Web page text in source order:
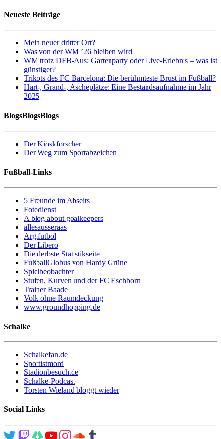
Neueste Beiträge
Mein neuer dritter Ort?
Was von der WM ’26 bleiben wird
WM trotz DFB-Aus: Gartenparty oder Live-Erlebnis – was ist
günstiger?
Trikots des FC Barcelona: Die berühmteste Brust im Fußball?
Hart-, Grand-, Ascheplätze: Eine Bestandsaufnahme im Jahr
2025
BlogsBlogsBlogs
Der Kioskforscher
Der Weg zum Sportabzeichen
Fußball-Links
5 Freunde im Abseits
Fotodienst
A blog about goalkeepers
allesausseraas
Argifutbol
Der Libero
Die derbste Statistikseite
FußballGlobus von Hardy Grüne
Spielbeobachter
Stufen, Kurven und der FC Eschborn
Trainer Baade
Volk ohne Raumdeckung
www.groundhopping.de
Schalke
Schalkefan.de
Sportistmord
Stadionbesuch.de
Schalke-Podcast
Torsten Wieland bloggt wieder
Social Links